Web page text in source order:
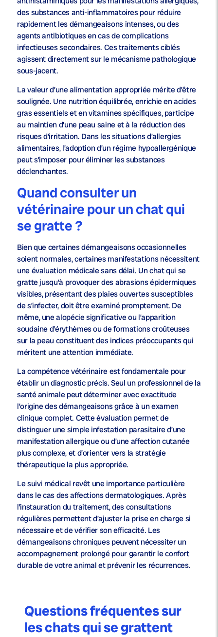
des substances anti-inflammatoires pour réduire
rapidement les démangeaisons intenses, ou des
agents antibiotiques en cas de complications
infectieuses secondaires. Ces traitements ciblés
agissent directement sur le mécanisme pathologique
sous-jacent.
La valeur d’une alimentation appropriée mérite d’être
soulignée. Une nutrition équilibrée, enrichie en acides
gras essentiels et en vitamines spécifiques, participe
au maintien d’une peau saine et à la réduction des
risques d’irritation. Dans les situations d’allergies
alimentaires, l’adoption d’un régime hypoallergénique
peut s’imposer pour éliminer les substances
déclenchantes.
Quand consulter un
vétérinaire pour un chat qui
se gratte ?
Bien que certaines démangeaisons occasionnelles
soient normales, certaines manifestations nécessitent
une évaluation médicale sans délai. Un chat qui se
gratte jusqu’à provoquer des abrasions épidermiques
visibles, présentant des plaies ouvertes susceptibles
de s’infecter, doit être examiné promptement. De
même, une alopécie significative ou l’apparition
soudaine d’érythèmes ou de formations croûteuses
sur la peau constituent des indices préoccupants qui
méritent une attention immédiate.
La compétence vétérinaire est fondamentale pour
établir un diagnostic précis. Seul un professionnel de la
santé animale peut déterminer avec exactitude
l’origine des démangeaisons grâce à un examen
clinique complet. Cette évaluation permet de
distinguer une simple infestation parasitaire d’une
manifestation allergique ou d’une affection cutanée
plus complexe, et d’orienter vers la stratégie
thérapeutique la plus appropriée.
Le suivi médical revêt une importance particulière
dans le cas des affections dermatologiques. Après
l’instauration du traitement, des consultations
régulières permettent d’ajuster la prise en charge si
nécessaire et de vérifier son efficacité. Les
démangeaisons chroniques peuvent nécessiter un
accompagnement prolongé pour garantir le confort
durable de votre animal et prévenir les récurrences.
Questions fréquentes sur
les chats qui se grattent